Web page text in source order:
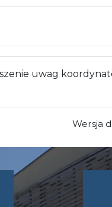
uwag
Wersja